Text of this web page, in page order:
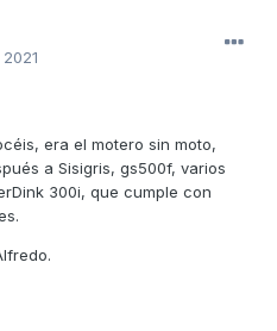
era el motero sin moto,
a Sisigris, gs500f, varios
300i, que cumple con